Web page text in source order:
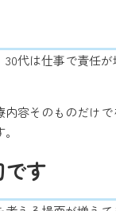
代は仕事で責任
容そのものだけ
す